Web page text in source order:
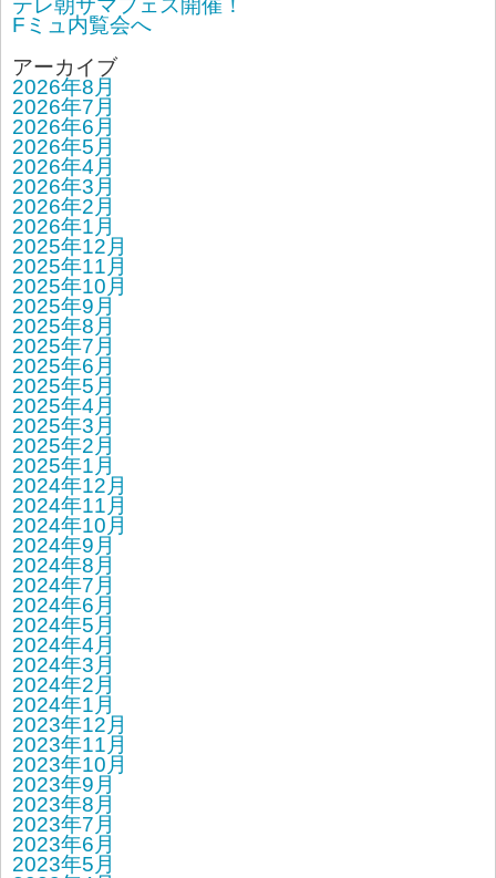
Fミュ内覧会へ
アーカイブ
2026年8月
2026年7月
2026年6月
2026年5月
2026年4月
2026年3月
2026年2月
2026年1月
2025年12月
2025年11月
2025年10月
2025年9月
2025年8月
2025年7月
2025年6月
2025年5月
2025年4月
2025年3月
2025年2月
2025年1月
2024年12月
2024年11月
2024年10月
2024年9月
2024年8月
2024年7月
2024年6月
2024年5月
2024年4月
2024年3月
2024年2月
2024年1月
2023年12月
2023年11月
2023年10月
2023年9月
2023年8月
2023年7月
2023年6月
2023年5月